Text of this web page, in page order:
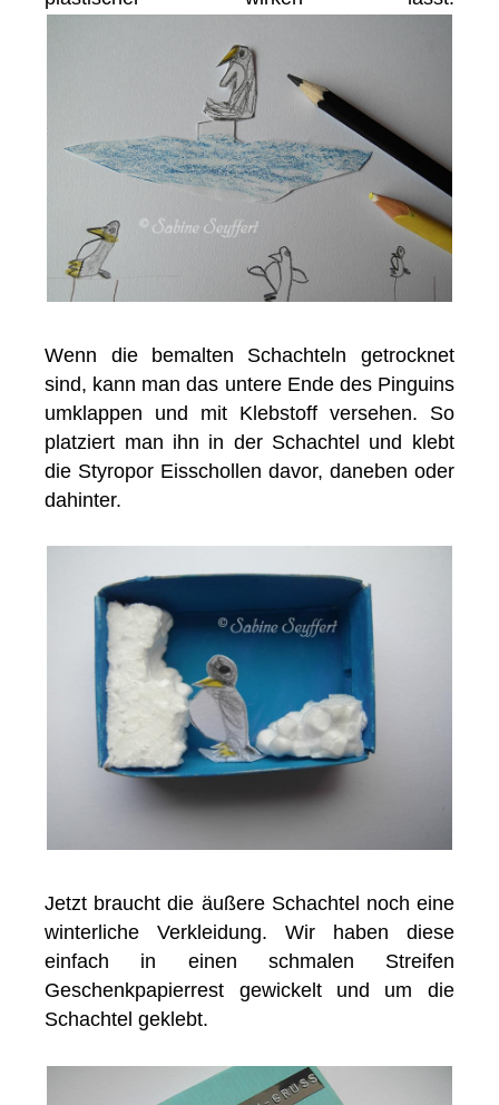
Wenn die bemalten Schachteln getrocknet
sind, kann man das untere Ende des Pinguins
umklappen und mit Klebstoff versehen. So
platziert man ihn in der Schachtel und klebt
die Styropor Eisschollen davor, daneben oder
dahinter.
Jetzt braucht die äußere Schachtel noch eine
winterliche Verkleidung. Wir haben diese
einfach in einen schmalen Streifen
Geschenkpapierrest gewickelt und um die
Schachtel geklebt.